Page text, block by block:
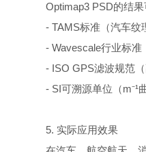
Optimap3 PSD的结
- TAMS标准（汽车纹
- Wavescale行业标准
- ISO GPS滤波规范
- SI可溯源单位（m⁻¹
5. 实际应用效果